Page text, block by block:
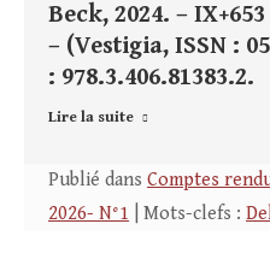
Beck, 2024. –
– (Vestigia, ISSN :
: 978.3.406.81383.2.
Lire la suite
Publié dans Comptes
2026- N°1 | Mots-clefs :